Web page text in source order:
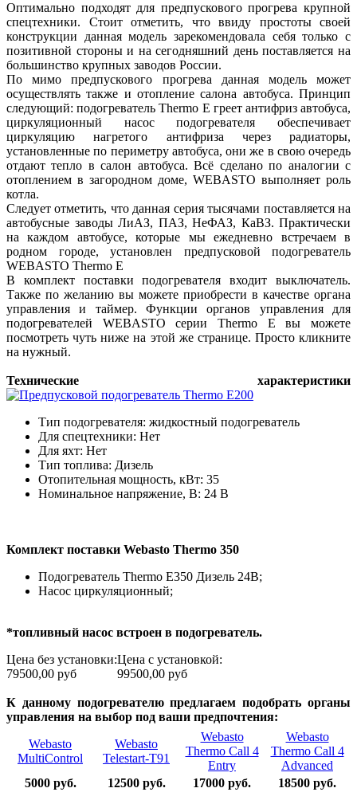
Оптимально подходят для предпускового прогрева крупной
спецтехники. Стоит отметить, что ввиду простоты своей
конструкции данная модель зарекомендовала себя только с
позитивной стороны и на сегодняшний день поставляется на
большинство крупных заводов России.
По мимо предпускового прогрева данная модель может
осуществлять также и отопление салона автобуса. Принцип
следующий: подогреватель Thermo E греет антифриз автобуса,
циркуляционный насос подогревателя обеспечивает
циркуляцию нагретого антифриза через радиаторы,
установленные по периметру автобуса, они же в свою очередь
отдают тепло в салон автобуса. Всё сделано по аналогии с
отоплением в загородном доме, WEBASTO выполняет роль
котла.
Следует отметить, что данная серия тысячами поставляется на
автобусные заводы ЛиАЗ, ПАЗ, НеФАЗ, КаВЗ. Практически
на каждом автобусе, которые мы ежедневно встречаем в
родном городе, установлен предпусковой подогреватель
WEBASTO Thermo E
В комплект поставки подогревателя входит выключатель.
Также по желанию вы можете приобрести в качестве органа
управления и таймер. Функции органов управления для
подогревателей WEBASTO серии Thermo E вы можете
посмотреть чуть ниже на этой же странице. Просто кликните
на нужный.
Технические характеристики
Тип подогревателя: жидкостный подогреватель
Для спецтехники: Нет
Для яхт: Нет
Тип топлива: Дизель
Отопительная мощность, кВт: 35
Номинальное напряжение, В: 24 В
Комплект поставки Webasto Thermo 350
Подогреватель Thermo E350 Дизель 24В;
Насос циркуляционный;
*топливный насос встроен в подогреватель.
Цена без установки:
79500,00 руб
Цена c установкой:
99500,00 руб
К данному подогревателю предлагаем подобрать органы
управления на выбор под ваши предпочтения:
Webasto
MultiControl
Webasto
Telestart-T91
Webasto
Thermo Call 4
Entry
Webasto
Thermo Call 4
Advanced
5000 руб.
12500 руб. 17000 руб. 18500 руб.